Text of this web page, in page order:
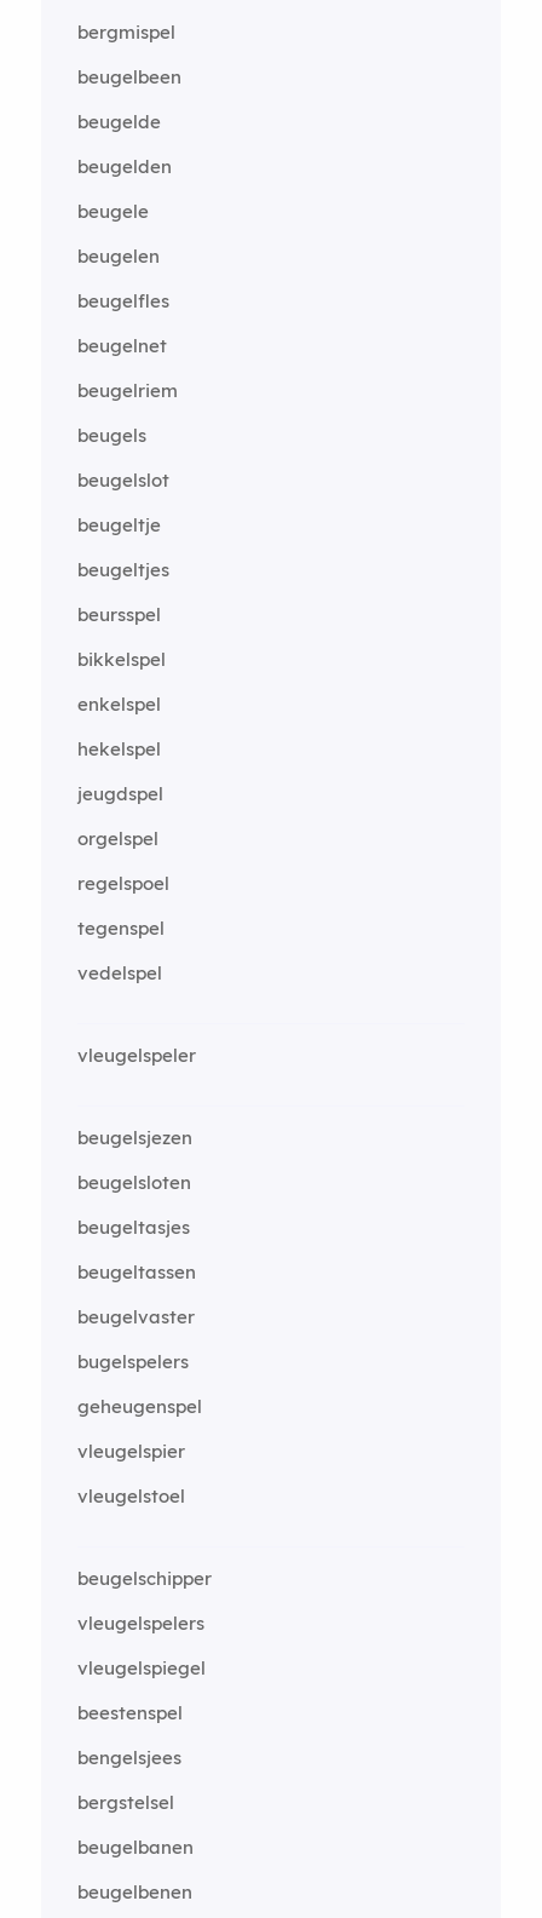
bergmispel
beugelbeen
beugelde
beugelden
beugele
beugelen
beugelfles
beugelnet
beugelriem
beugels
beugelslot
beugeltje
beugeltjes
beursspel
bikkelspel
enkelspel
hekelspel
jeugdspel
orgelspel
regelspoel
tegenspel
vedelspel
vleugelspeler
beugelsjezen
beugelsloten
beugeltasjes
beugeltassen
beugelvaster
bugelspelers
geheugenspel
vleugelspier
vleugelstoel
beugelschipper
vleugelspelers
vleugelspiegel
beestenspel
bengelsjees
bergstelsel
beugelbanen
beugelbenen